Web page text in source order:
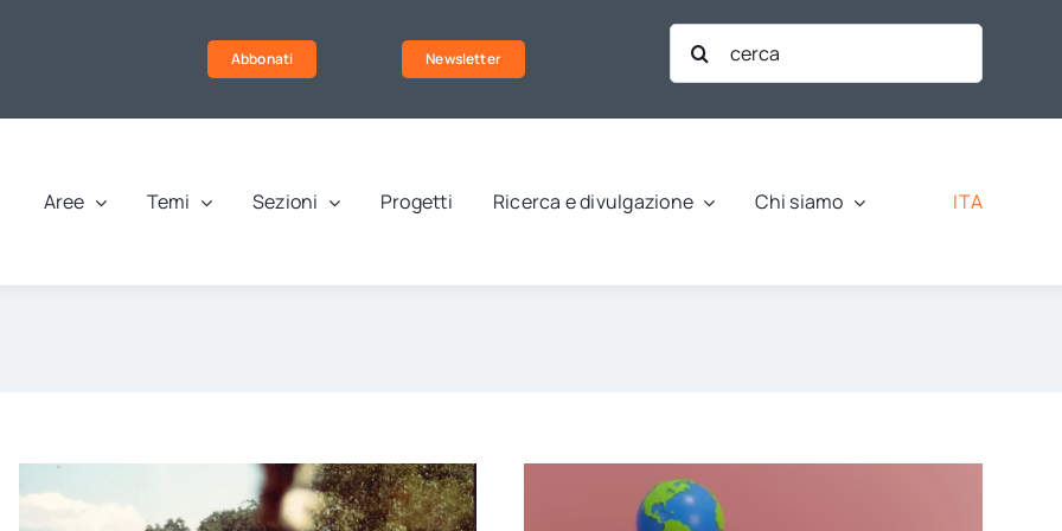
Abbonati Newsletter
Cerca
per:
Aree Temi Sezioni Progetti Ricerca e divulgazione Chi siamo ITA